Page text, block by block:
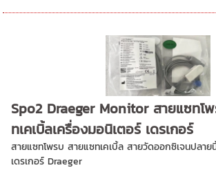
Spo2 Draeger Monitor สายแซทโ
ทเคเบิ้ลเครื่องมอนิเตอร์ เดรเกอร์
สายแซทโพรบ สายแซทเคเบิ้ล สายวัดออกซิเจนปลาย
เดรเกอร์ Draeger